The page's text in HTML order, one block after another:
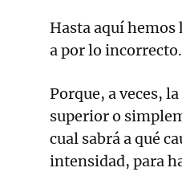
Hasta aquí
a por lo incorrecto.
Porque, a veces,
superior o
cual sabrá a qué
intensidad, para